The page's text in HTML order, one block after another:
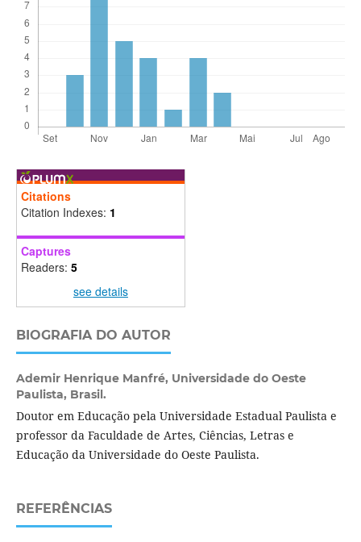
Citations
Citation Indexes: 1
Captures
Readers: 5
see details
BIOGRAFIA DO AUTOR
Ademir Henrique Manfré, Universidade do Oeste
Paulista, Brasil.
Doutor em Educação pela Universidade Estadual Paulista e
professor da Faculdade de Artes, Ciências, Letras e
Educação da Universidade do Oeste Paulista.
REFERÊNCIAS